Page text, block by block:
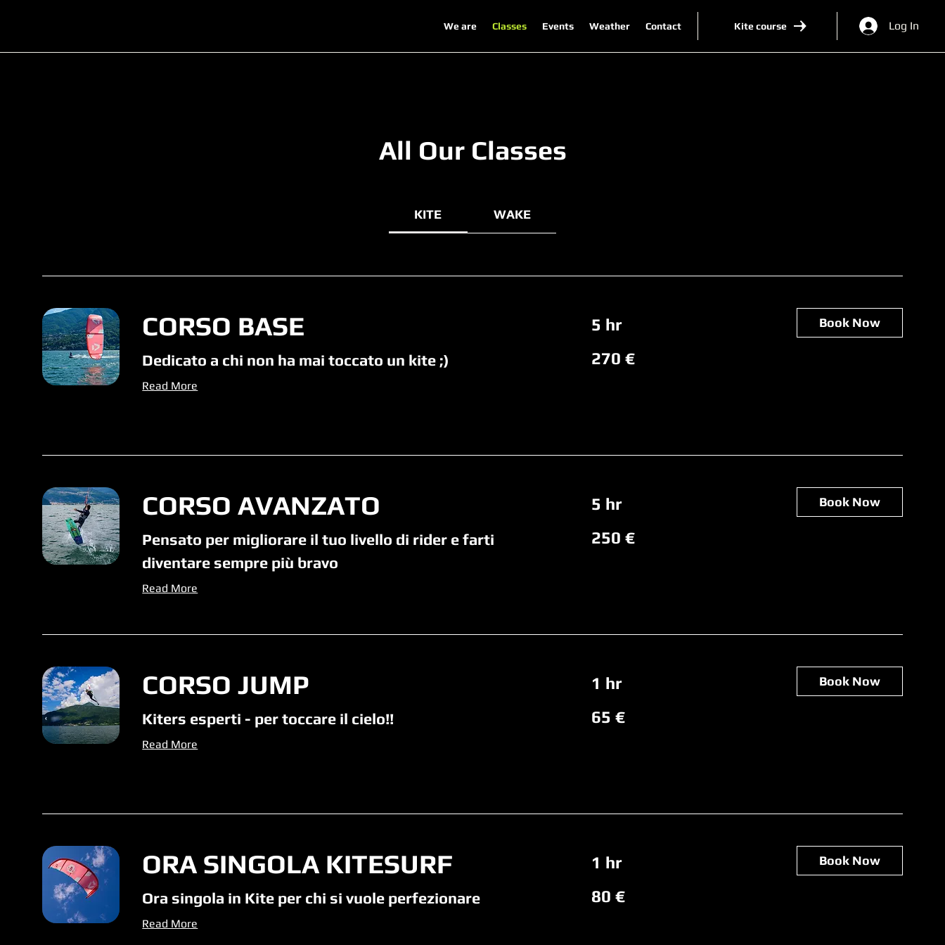
We are Classes Events Weather Contact Kite course Log In
All Our Classes
KITE WAKE
CORSO BASE
Dedicato a chi non ha mai toccato un kite ;)
Read More
5 hr
euro
270 €
Book Now
CORSO AVANZATO
Pensato per migliorare il tuo livello di rider e farti
diventare sempre più bravo
Read More
5 hr
euro
250 €
Book Now
CORSO JUMP
Kiters esperti - per toccare il cielo!!
Read More
1 hr
euro
65 €
Book Now
ORA SINGOLA KITESURF
Ora singola in Kite per chi si vuole perfezionare
Read More
1 hr
euro
80 €
Book Now